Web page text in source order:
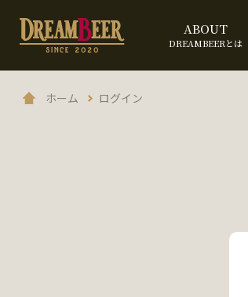
ABOUT
DREAMBEERとは
ホーム ログイン